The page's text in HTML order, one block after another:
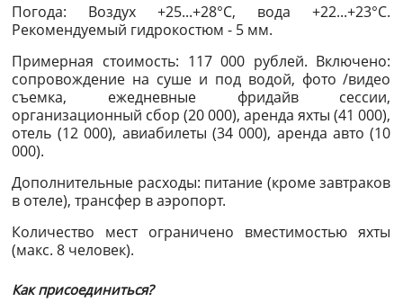
Погода: Воздух +25...+28°С, вода +22...+23°С.
Рекомендуемый гидрокостюм - 5 мм.
Примерная стоимость: 117 000 рублей. Включено:
сопровождение на суше и под водой, фото /видео
съемка, ежедневные фридайв сессии,
организационный сбор (20 000), аренда яхты (41 000),
отель (12 000), авиабилеты (34 000), аренда авто (10
000).
Дополнительные расходы: питание (кроме завтраков
в отеле), трансфер в аэропорт.
Количество мест ограничено вместимостью яхты
(макс. 8 человек).
Как присоединиться?